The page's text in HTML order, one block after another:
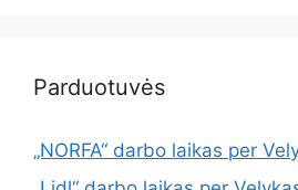
Parduotuvės
„NORFA“ darbo laikas per